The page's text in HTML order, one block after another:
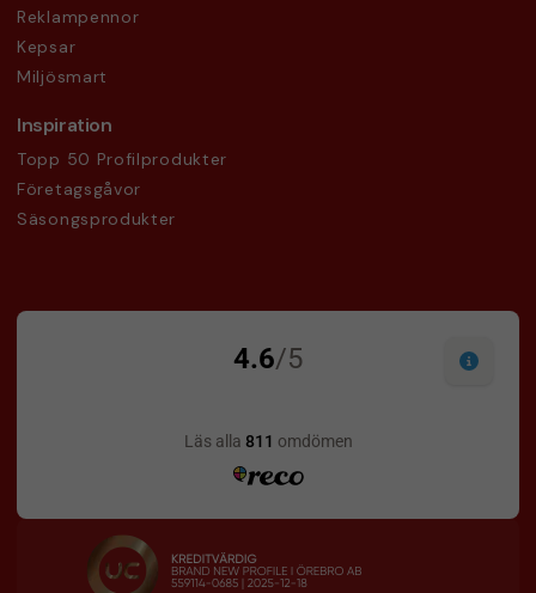
Reklampennor
Kepsar
Miljösmart
Inspiration
Topp 50 Profilprodukter
Företagsgåvor
Säsongsprodukter